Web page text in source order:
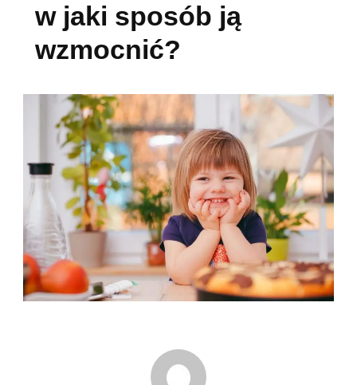
w jaki sposób ją
wzmocnić?